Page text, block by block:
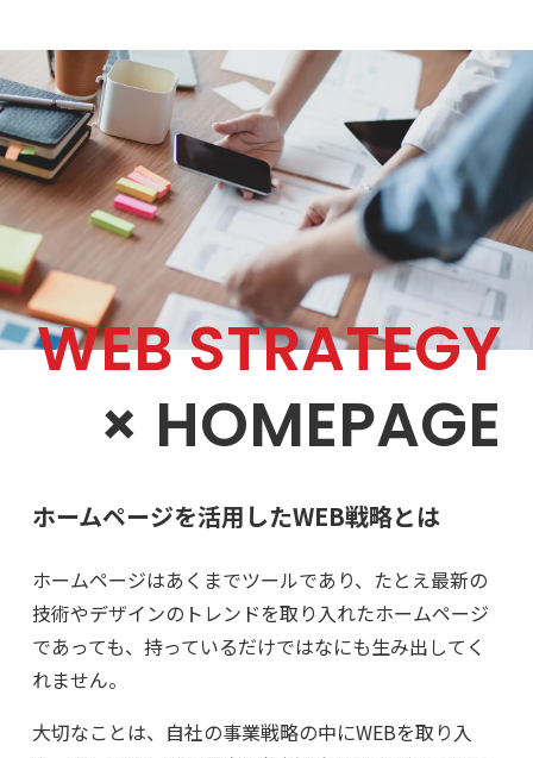
WEB STRATEGY
× HOMEPAGE
ホームページを活用したWEB戦略とは
ホームページはあくまでツールであり、たとえ最新の
技術やデザインのトレンドを取り入れたホームページ
であっても、持っているだけではなにも生み出してく
れません。
大切なことは、自社の事業戦略の中にWEBを取り入